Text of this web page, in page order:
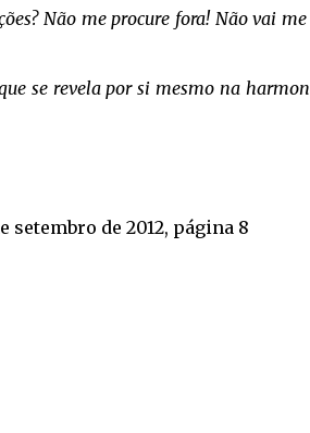
Não me procure fora! Não vai
se revela por si mesmo na
setembro de 2012, página 8